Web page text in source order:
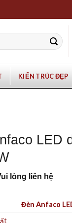
KIẾN TRÚC ĐẸP
LED
lòng liên hệ
Đèn Anfaco